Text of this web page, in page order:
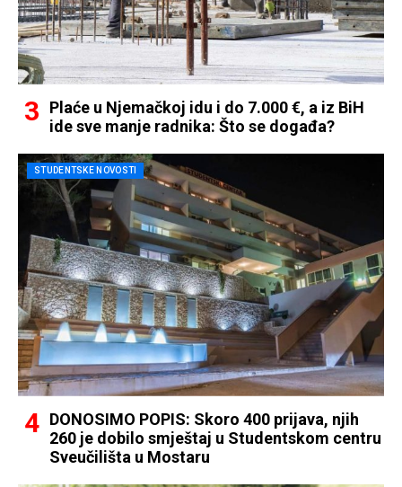
Plaće u Njemačkoj idu i do 7.000 €, a iz BiH
ide sve manje radnika: Što se događa?
STUDENTSKE NOVOSTI
DONOSIMO POPIS: Skoro 400 prijava, njih
260 je dobilo smještaj u Studentskom centru
Sveučilišta u Mostaru